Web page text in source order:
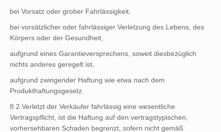
bei Vorsatz oder grober Fahrlässigkeit,
bei vorsätzlicher oder fahrlässiger Verletzung des Lebens, des
Körpers oder der Gesundheit,
aufgrund eines Garantieversprechens, soweit diesbezüglich
nichts anderes geregelt ist,
aufgrund zwingender Haftung wie etwa nach dem
Produkthaftungsgesetz.
8.2 Verletzt der Verkäufer fahrlässig eine wesentliche
Vertragspflicht, ist die Haftung auf den vertragstypischen,
vorhersehbaren Schaden begrenzt, sofern nicht gemäß